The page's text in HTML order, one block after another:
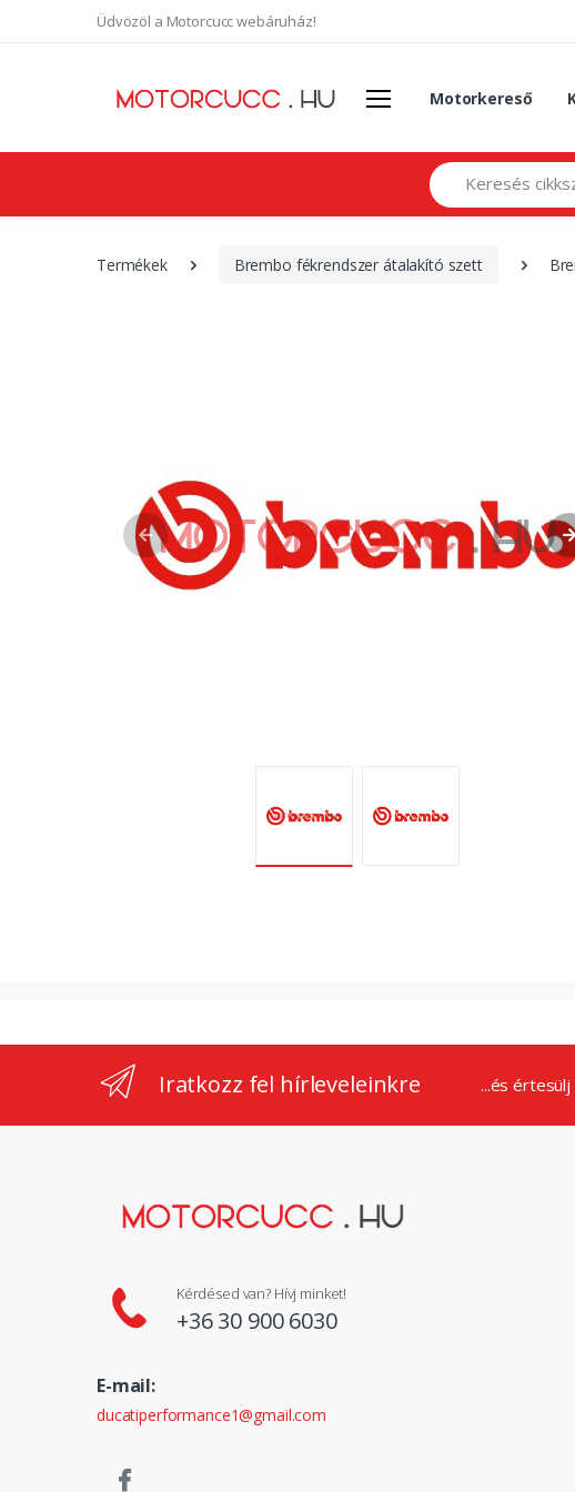
Üdvözöl a Motorcucc webáruház!
Motorkereső
Search
Termékek Brembo fékrendszer átalakító szett
Iratkozz fel hírleveleinkre ...és
Kérdésed van? Hívj minket!
+36 30 900 6030
E-mail:
ducatiperformance1@gmail.com